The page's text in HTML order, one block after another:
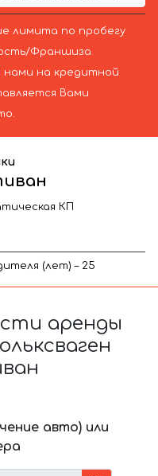
лимита по пробегу
Франшиза.
нами на кредитной
Вами
КП
(лет) – 25
аренды
авто) или